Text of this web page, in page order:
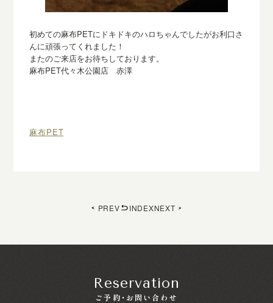
初めての麻布PETにドキドキのハロちゃんでしたがお利口さ
んに頑張ってくれました！
またのご来店をお待ちしております。
麻布PET代々木公園店 赤澤
麻布PET
PREV INDEXNEXT
Reservation
ご予約・お問い合わせ